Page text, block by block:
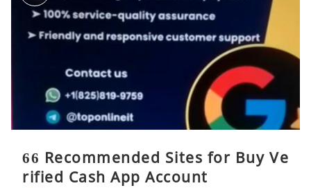
66 Recommended Sites for Buy Ve
rified Cash App Account